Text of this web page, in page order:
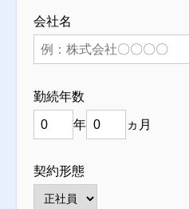
会社名
勤続年数
年 ヵ月
契約形態